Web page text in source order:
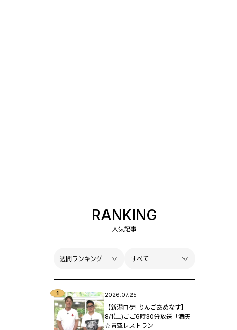
RANKING
人気記事
2026.07.25
【新潟ロケ! りんごあめなす】
8/1(土)ごご6時30分放送「満天
☆青空レストラン」